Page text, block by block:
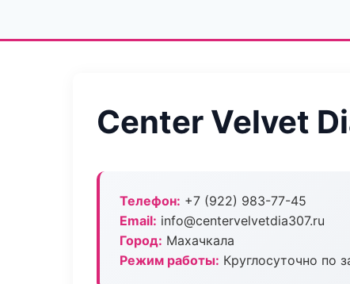
Center Velvet
Телефон: +7 (922) 983-77-45
Email: info@centervelvetdia307.ru
Город: Махачкала
Режим работы: Круглосуточно по